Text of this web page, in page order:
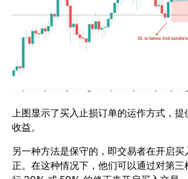
上图显示了买入止损订单的运作方式，提
收益。
另一种方法是保守的，即交易者在开启买
正。在这种情况下，他们可以通过对第